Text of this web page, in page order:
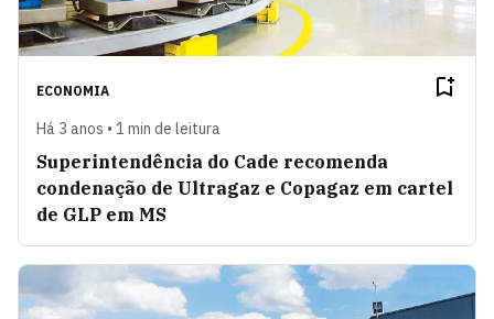
ECONOMIA
Há 3 anos • 1 min de leitura
Superintendência do Cade recomenda
condenação de Ultragaz e Copagaz em cartel
de GLP em MS